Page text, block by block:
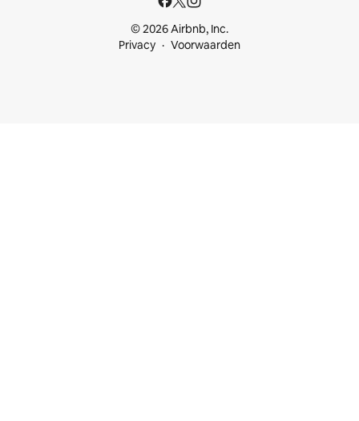
© 2026 Airbnb, Inc.
Privacy
Voorwaarden